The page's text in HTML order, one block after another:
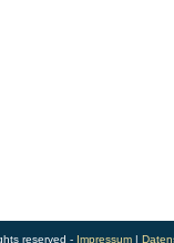
reserved - Impressum|